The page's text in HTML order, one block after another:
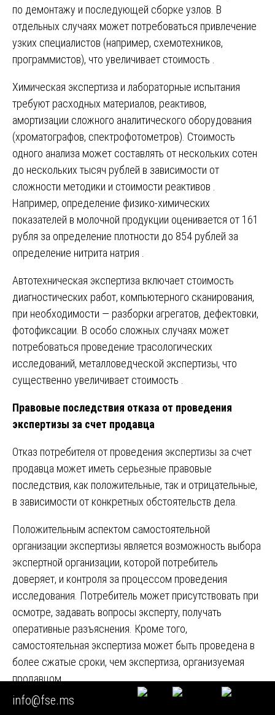
по демонтажу и последующей сборке узлов. В
отдельных случаях может потребоваться привлечение
узких специалистов (например, схемотехников,
программистов), что увеличивает стоимость .
Химическая экспертиза и лабораторные испытания
требуют расходных материалов, реактивов,
амортизации сложного аналитического оборудования
(хроматографов, спектрофотометров). Стоимость
одного анализа может составлять от нескольких сотен
до нескольких тысяч рублей в зависимости от
сложности методики и стоимости реактивов .
Например, определение физико-химических
показателей в молочной продукции оценивается от 161
рубля за определение плотности до 854 рублей за
определение нитрита натрия .
Автотехническая экспертиза включает стоимость
диагностических работ, компьютерного сканирования,
при необходимости — разборки агрегатов, дефектовки,
фотофиксации. В особо сложных случаях может
потребоваться проведение трасологических
исследований, металловедческой экспертизы, что
существенно увеличивает стоимость .
Правовые последствия отказа от проведения
экспертизы за счет продавца
Отказ потребителя от проведения экспертизы за счет
продавца может иметь серьезные правовые
последствия, как положительные, так и отрицательные,
в зависимости от конкретных обстоятельств дела.
Положительным аспектом самостоятельной
организации экспертизы является возможность выбора
экспертной организации, которой потребитель
доверяет, и контроля за процессом проведения
исследования. Потребитель может присутствовать при
осмотре, задавать вопросы эксперту, получать
оперативные разъяснения. Кроме того,
самостоятельная экспертиза может быть проведена в
более сжатые сроки, чем экспертиза, организуемая
продавцом .
Отрицательным аспектом является риск невозмещения
info@fse.ms